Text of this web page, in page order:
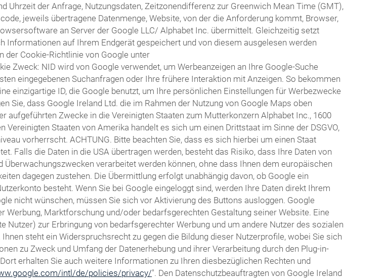
Uhrzeit der Anfrage, Nutzungsdaten, Zeitzonendifferenz zur Greenwich Mean Time (GMT),
jeweils übertragene Datenmenge, Website, von der die Anforderung kommt, Browser,
an Server der Google LLC/ Alphabet Inc. übermittelt. Gleichzeitig setzt
Informationen auf Ihrem Endgerät gespeichert und von diesem ausgelesen werden
der Cookie-Richtlinie von Google unter
Zweck: NID wird von Google verwendet, um Werbeanzeigen an Ihre Google-Suche
eingegebenen Suchanfragen oder Ihre frühere Interaktion mit Anzeigen. So bekommen
einzigartige ID, die Google benutzt, um Ihre persönlichen Einstellungen für Werbezwecke
Sie, dass Google Ireland Ltd. die im Rahmen der Nutzung von Google Maps oben
aufgeführten Zwecke in die Vereinigten Staaten zum Mutterkonzern Alphabet Inc., 1600
Vereinigten Staaten von Amerika handelt es sich um einen Drittstaat im Sinne der DSGVO,
vorherrscht. ACHTUNG. Bitte beachten Sie, dass es sich hierbei um einen Staat
Falls die Daten in die USA übertragen werden, besteht das Risiko, dass Ihre Daten von
verarbeitet werden können, ohne dass Ihnen dem europäischen
dagegen zustehen. Die Übermittlung erfolgt unabhängig davon, ob Google ein
besteht. Wenn Sie bei Google eingeloggt sind, werden Ihre Daten direkt Ihrem
nicht wünschen, müssen Sie sich vor Aktivierung des Buttons ausloggen. Google
Marktforschung und/oder bedarfsgerechten Gestaltung seiner Website. Eine
zur Erbringung von bedarfsgerechter Werbung und um andere Nutzer des sozialen
steht ein Widerspruchsrecht zu gegen die Bildung dieser Nutzerprofile, wobei Sie sich
zu Zweck und Umfang der Datenerhebung und ihrer Verarbeitung durch den Plug-in-
erhalten Sie auch weitere Informationen zu Ihren diesbezüglichen Rechten und
intl/de/policies/privacy/". Den Datenschutzbeauftragten von Google Ireland